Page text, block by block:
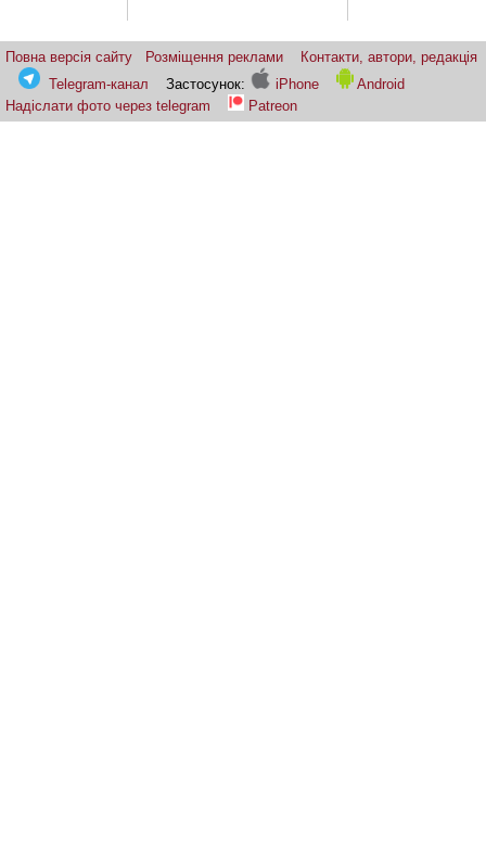
Повна версія сайту Розміщення реклами
Контакти, автори, редакція
Telegram-канал
Застосунок: iPhone
Android
Надіслати фото через telegram
Patreon